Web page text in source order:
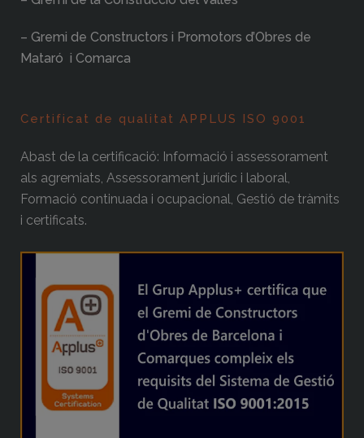
– Gremi de Constructors i Promotors d’Obres de
Mataró i Comarca
Certificat de qualitat APPLUS ISO 9001
Abast de la certificació: Informació i assessorament
als agremiats, Assessorament jurídic i laboral,
Formació continuada i ocupacional, Gestió de tràmits
i certificats.